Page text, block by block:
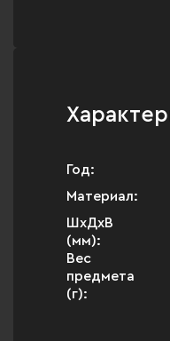
Год:
Материал:
ШхДхВ
(мм):
Вес
предмета
(г):